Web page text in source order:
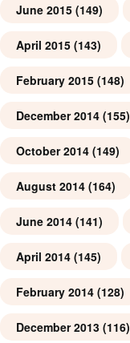
June 2015 (149)
April 2015 (143)
February 2015 (148)
December 2014 (155)
October 2014 (149)
August 2014 (164)
June 2014 (141)
April 2014 (145)
February 2014 (128)
December 2013 (116)